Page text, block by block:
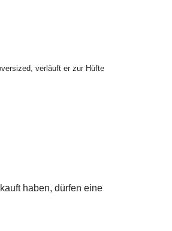
verläuft er zur Hüfte
haben, dürfen eine